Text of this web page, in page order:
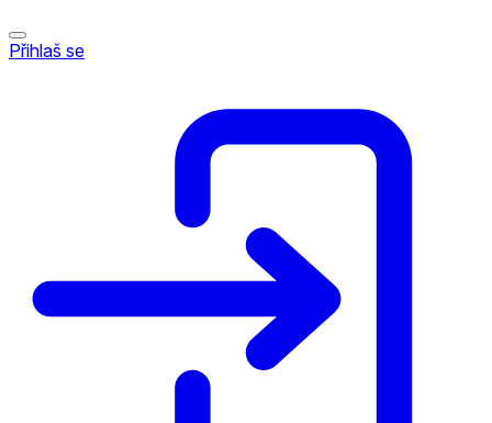
Přihlaš se